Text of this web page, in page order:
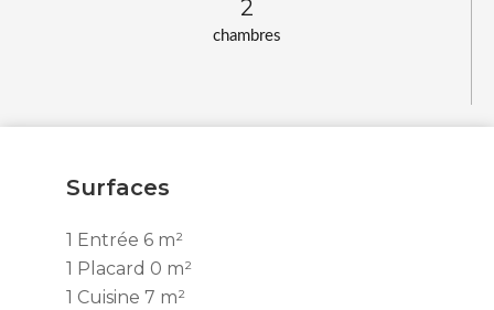
chambres
2
Surfaces
1 Entrée 6 m²
1 Placard 0 m²
1 Cuisine 7 m²